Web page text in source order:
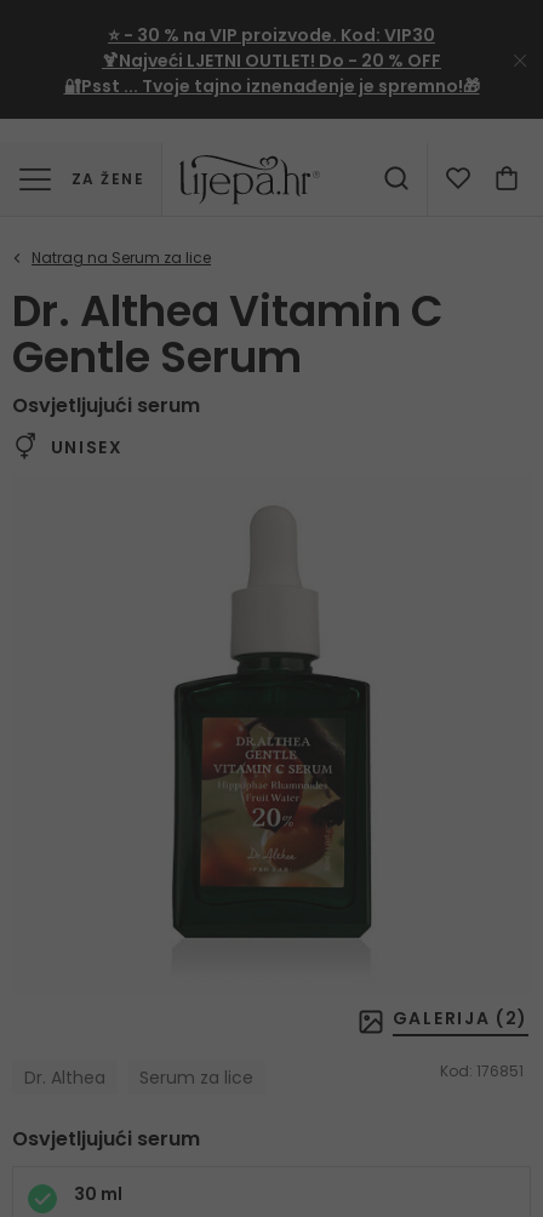
⭐ - 30 % na VIP proizvode. Kod: VIP30
🍹Najveći LJETNI OUTLET! Do - 20 % OFF
🔐Psst ... Tvoje tajno iznenađenje je spremno!🎁
ZA ŽENE
Dr. Althea Vitamin C
Gentle Serum
Osvjetljujući serum
UNISEX
GALERIJA ( 2)
Dr. Althea Serum za lice Kod: 176851
Osvjetljujući serum
30 ml